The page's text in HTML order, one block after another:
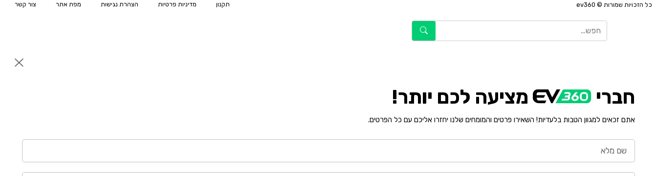
כל הזכויות שמורות © ev360 תקנון מדיניות פרטיות הצהרת נגישות מפת אתר צור קשר
חברי מציעה לכם יותר!
אתם זכאים למגוון הטבות בלעדיות! השאירו פרטים והמומחים שלנו יחזרו אליכם עם כל הפרטים.